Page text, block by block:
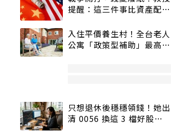
提醒：這三件事比資產配置
入住平價養生村！全台老人
公寓「政策型補助」最高打
只想退休後穩穩領錢！她出
清 0056 換這 3 檔好股：